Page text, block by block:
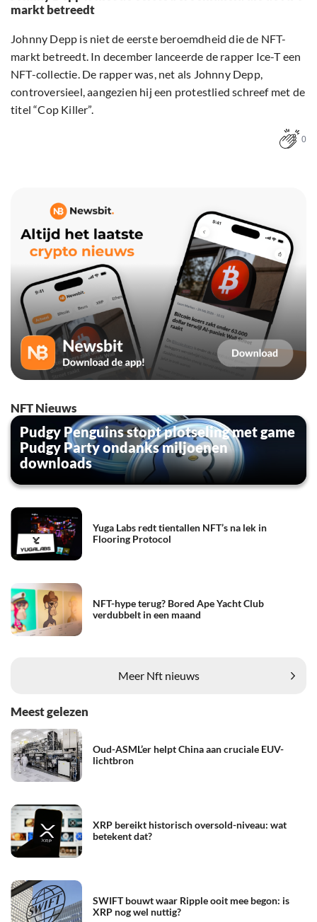
markt betreedt
Johnny Depp is niet de eerste beroemdheid die de NFT-
markt betreedt. In december lanceerde de rapper Ice-T een
NFT-collectie. De rapper was, net als Johnny Depp,
controversieel, aangezien hij een protestlied schreef met de
titel “Cop Killer”.
0
NFT Nieuws
Pudgy Penguins stopt plotseling met game
Pudgy Party ondanks miljoenen
downloads
Yuga Labs redt tientallen NFT’s na lek in
Flooring Protocol
NFT-hype terug? Bored Ape Yacht Club
verdubbelt in een maand
Meer Nft nieuws
Meest gelezen
Oud-ASML’er helpt China aan cruciale EUV-
lichtbron
XRP bereikt historisch oversold-niveau: wat
betekent dat?
SWIFT bouwt waar Ripple ooit mee begon: is
XRP nog wel nuttig?